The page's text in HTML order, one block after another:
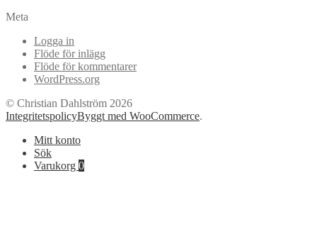
Meta
Logga in
Flöde för inlägg
Flöde för kommentarer
WordPress.org
© Christian Dahlström 2026
IntegritetspolicyByggt med WooCommerce.
Mitt konto
Sök
Varukorg 0